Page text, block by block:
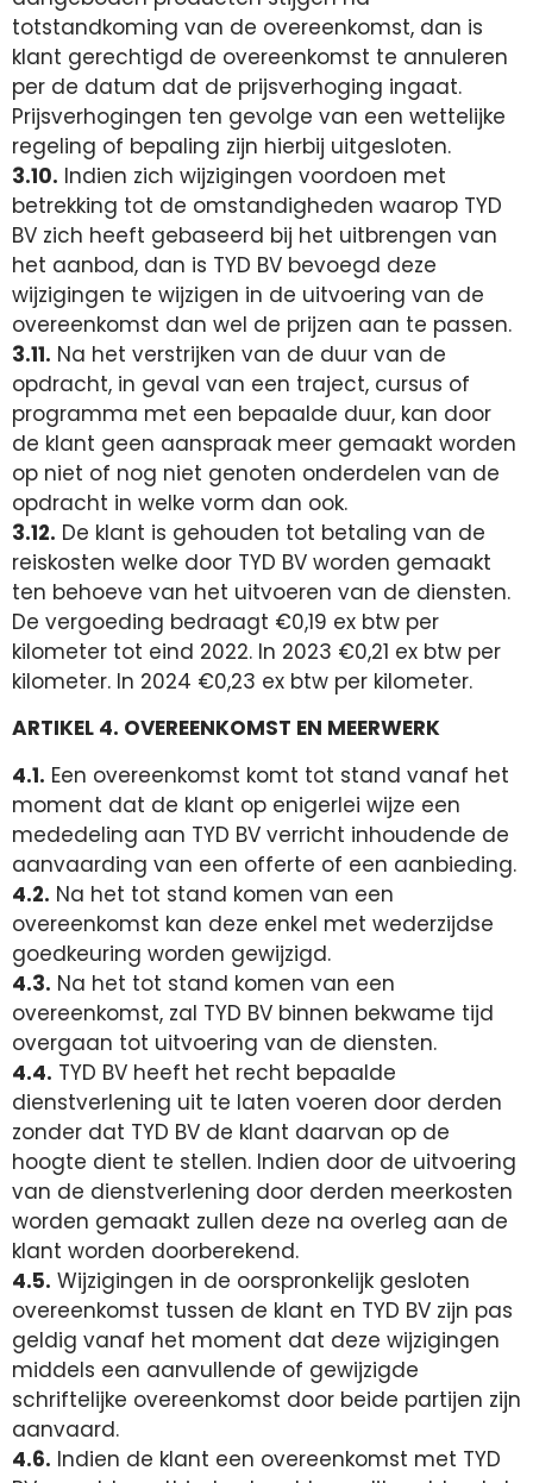
totstandkoming van de overeenkomst, dan is
klant gerechtigd de overeenkomst te annuleren
per de datum dat de prijsverhoging ingaat.
Prijsverhogingen ten gevolge van een wettelijke
regeling of bepaling zijn hierbij uitgesloten.
3.10. Indien zich wijzigingen voordoen met
betrekking tot de omstandigheden waarop TYD
BV zich heeft gebaseerd bij het uitbrengen van
het aanbod, dan is TYD BV bevoegd deze
wijzigingen te wijzigen in de uitvoering van de
overeenkomst dan wel de prijzen aan te passen.
3.11. Na het verstrijken van de duur van de
opdracht, in geval van een traject, cursus of
programma met een bepaalde duur, kan door
de klant geen aanspraak meer gemaakt worden
op niet of nog niet genoten onderdelen van de
opdracht in welke vorm dan ook.
3.12. De klant is gehouden tot betaling van de
reiskosten welke door TYD BV worden gemaakt
ten behoeve van het uitvoeren van de diensten.
De vergoeding bedraagt €0,19 ex btw per
kilometer tot eind 2022. In 2023 €0,21 ex btw per
kilometer. In 2024 €0,23 ex btw per kilometer.
ARTIKEL 4. OVEREENKOMST EN MEERWERK
4.1. Een overeenkomst komt tot stand vanaf het
moment dat de klant op enigerlei wijze een
mededeling aan TYD BV verricht inhoudende de
aanvaarding van een offerte of een aanbieding.
4.2. Na het tot stand komen van een
overeenkomst kan deze enkel met wederzijdse
goedkeuring worden gewijzigd.
4.3. Na het tot stand komen van een
overeenkomst, zal TYD BV binnen bekwame tijd
overgaan tot uitvoering van de diensten.
4.4. TYD BV heeft het recht bepaalde
dienstverlening uit te laten voeren door derden
zonder dat TYD BV de klant daarvan op de
hoogte dient te stellen. Indien door de uitvoering
van de dienstverlening door derden meerkosten
worden gemaakt zullen deze na overleg aan de
klant worden doorberekend.
4.5. Wijzigingen in de oorspronkelijk gesloten
overeenkomst tussen de klant en TYD BV zijn pas
geldig vanaf het moment dat deze wijzigingen
middels een aanvullende of gewijzigde
schriftelijke overeenkomst door beide partijen zijn
aanvaard.
4.6. Indien de klant een overeenkomst met TYD